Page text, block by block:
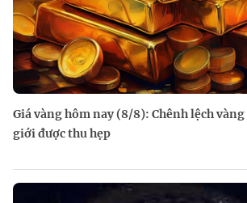
Giá vàng hôm nay (8/8): Chênh lệch
giới được thu hẹp